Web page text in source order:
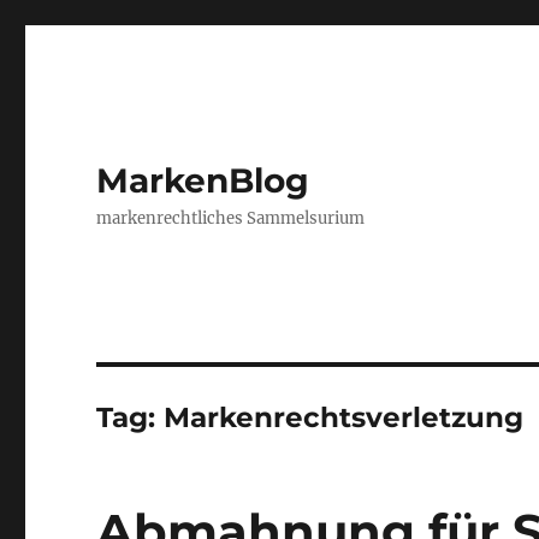
MarkenBlog
markenrechtliches Sammelsurium
Tag: Markenrechtsverletzung